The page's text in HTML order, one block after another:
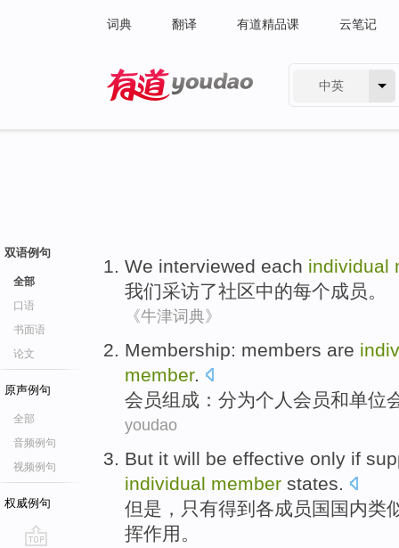
词典 翻译 有道精品课 云笔记
中英
双语例句
全部
口语
书面语
论文
原声例句
全部
音频例句
视频例句
权威例句
We interviewed each individual
我们采访了社区中的每个成员。
《牛津词典》
Membership: members are
member.
会员组成： 分为个人 会员和单位
youdao
But it will be effective only if
individual member states
但是 ， 只有得到 各成员国国内类
挥作用。